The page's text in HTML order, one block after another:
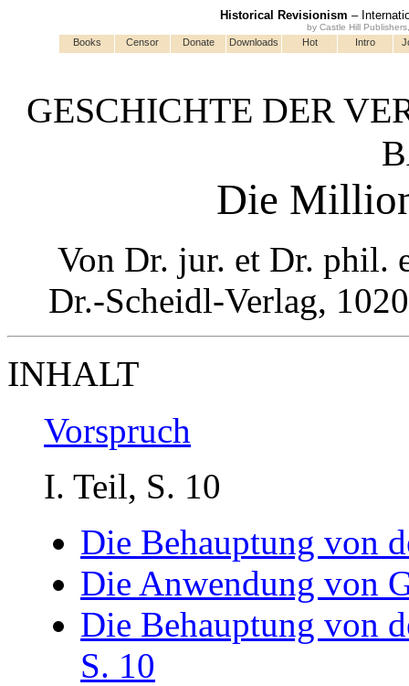
Historical Revisionism –
by Castle Hill
GESCHICHTE DER
Die
Von Dr. jur. et Dr. phil.
Dr.-Scheidl-Verlag,
INHALT
Vorspruch
I. Teil, S. 10
Die Behauptung von
Die Anwendung von
Die Behauptung von
S. 10
Books Censor Donate Downloads Hot Intro